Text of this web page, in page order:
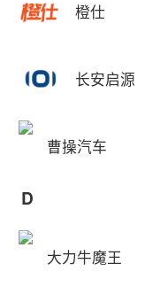
橙仕
长安启源
曹操汽车
D
大力牛魔王